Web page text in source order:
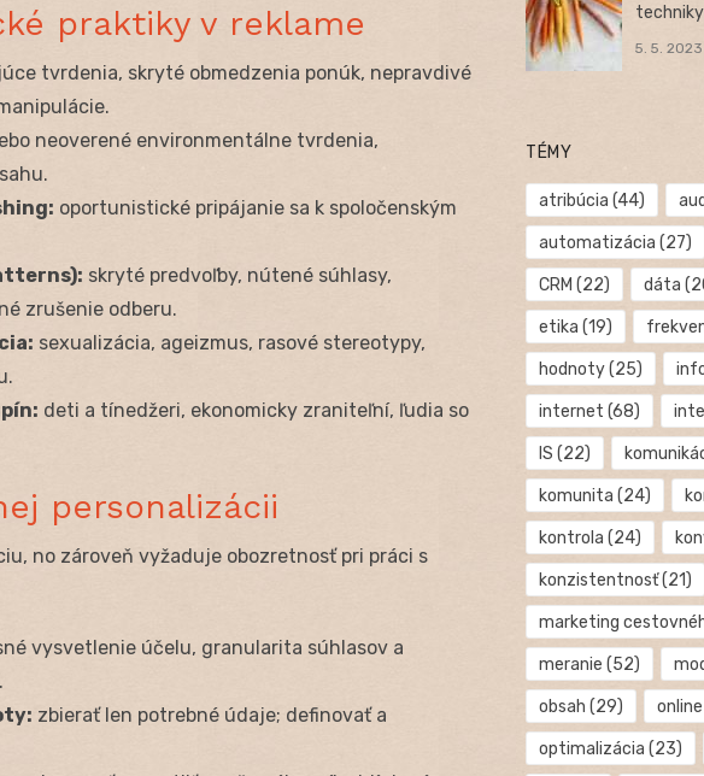
praktiky v reklame
tvrdenia, skryté obmedzenia ponúk, nepravdivé
neoverené environmentálne tvrdenia,
oportunistické pripájanie sa k spoločenským
skryté predvoľby, nútené súhlasy,
zrušenie odberu.
sexualizácia, ageizmus, rasové stereotypy,
deti a tínedžeri, ekonomicky zraniteľní, ľudia so
personalizácii
no zároveň vyžaduje obozretnosť pri práci s
vysvetlenie účelu, granularita súhlasov a
zbierať len potrebné údaje; definovať a
5. 5. 2023
TÉMY
atribúcia (44)
automatizácia (27)
CRM (22) dáta
etika (19)
hodnoty(25)
internet (68)
IS (22)
komunita (24)
kontrola (24)
konzistentnosť(21)
marketing
meranie (52)
obsah (29) online
optimalizácia (23)